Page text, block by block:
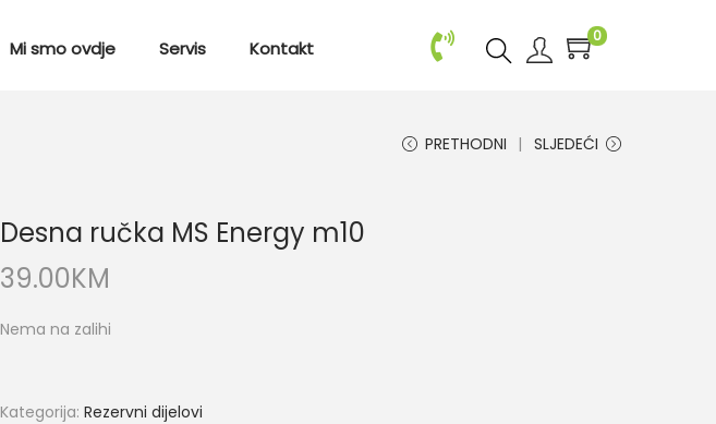
Mi smo ovdje Servis Kontakt
0
PRETHODNI SLJEDEĆI
Desna ručka MS Energy m10
39.00KM
Nema na zalihi
Kategorija: Rezervni dijelovi